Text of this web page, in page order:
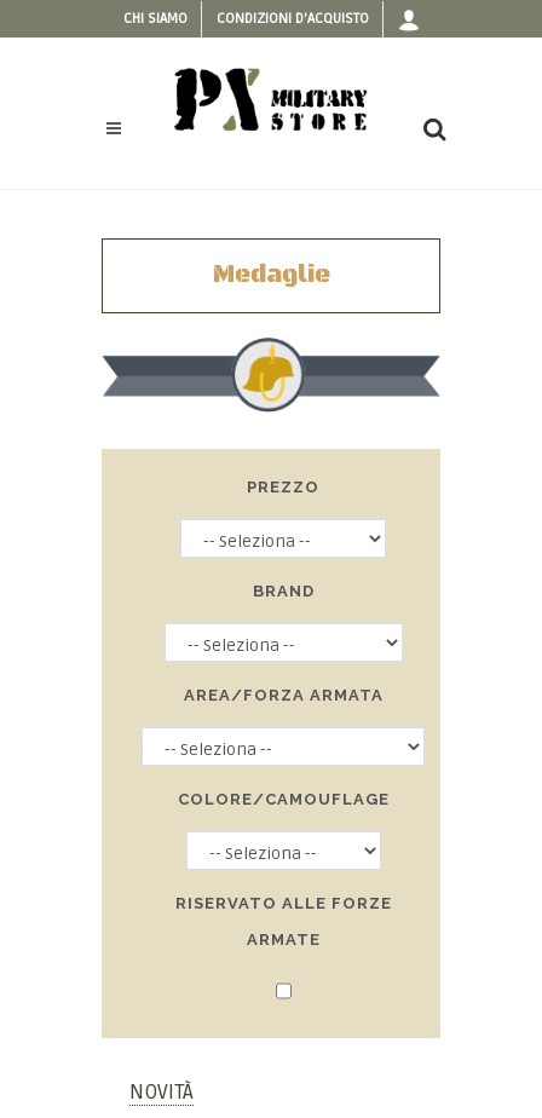
CHI SIAMO CONDIZIONI D'ACQUISTO
Medaglie
PREZZO
BRAND
AREA/FORZA ARMATA
COLORE/CAMOUFLAGE
RISERVATO ALLE FORZE
ARMATE
NOVITÀ